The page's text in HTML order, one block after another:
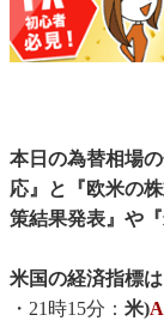
本日の為替相場
応』と『欧米の
策結果発表』や
米国の経済指標は
・21時15分： 米)